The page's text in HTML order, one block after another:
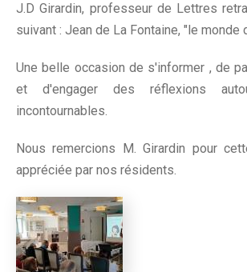
J.D Girardin, professeur de Lettres
suivant : Jean de La Fontaine, "le monde
Une belle occasion de s'informer , de
et d'engager des réflexions
incontournables.
Nous remercions M. Girardin pour
appréciée par nos résidents.